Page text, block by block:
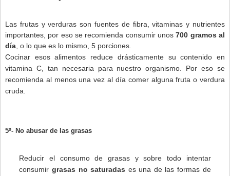
Las frutas y verduras son fuentes de fibra, vitaminas y nutrientes
importantes, por eso se recomienda consumir unos 700 gramos al
día, o lo que es lo mismo, 5 porciones.
Cocinar esos alimentos reduce drásticamente su contenido en
vitamina C, tan necesaria para nuestro organismo. Por eso se
recomienda al menos una vez al día comer alguna fruta o verdura
cruda.
5º- No abusar de las grasas
Reducir el consumo de grasas y sobre todo intentar
consumir grasas no saturadas es una de las formas de